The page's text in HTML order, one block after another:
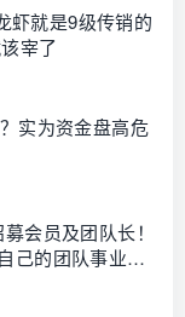
虾就是9级传销的
宰了
实为资金盘高危
会员及团队长！
己的团队事业，
入